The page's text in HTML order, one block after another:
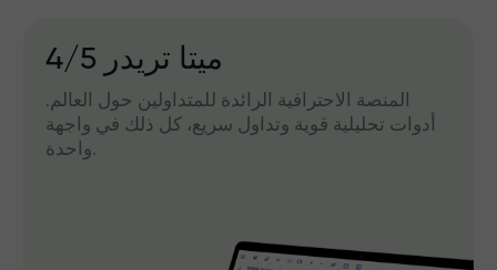
میتا تریدر 4/5
المنصة الاحترافية الرائدة للمتداولين حول العالم.
أدوات تحليلية قوية وتداول سريع، كل ذلك في واجهة
واحدة.